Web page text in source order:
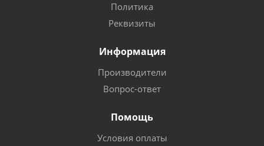
Политика
Реквизиты
Информация
Производители
Вопрос-ответ
Помощь
Условия оплаты